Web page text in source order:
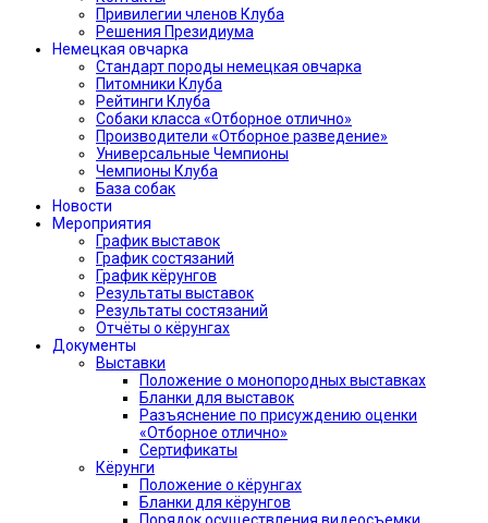
Привилегии членов Клуба
Решения Президиума
Немецкая овчарка
Стандарт породы немецкая овчарка
Питомники Клуба
Рейтинги Клуба
Собаки класса «Отборное отлично»
Производители «Отборное разведение»
Универсальные Чемпионы
Чемпионы Клуба
База собак
Новости
Мероприятия
График выставок
График состязаний
График кёрунгов
Результаты выставок
Результаты состязаний
Отчёты о кёрунгах
Документы
Выставки
Положение о монопородных выставках
Бланки для выставок
Разъяснение по присуждению оценки
«Отборное отлично»
Сертификаты
Кёрунги
Положение о кёрунгах
Бланки для кёрунгов